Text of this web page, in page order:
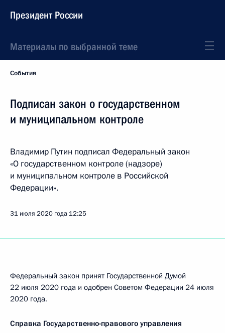
Президент России
Материалы по выбранной теме
События
Подписан закон о государственном
и муниципальном контроле
Владимир Путин подписал Федеральный закон
«О государственном контроле (надзоре)
и муниципальном контроле в Российской
Федерации».
31 июля 2020 года 12:25
Федеральный закон принят Государственной Думой
22 июля 2020 года и одобрен Советом Федерации 24 июля
2020 года.
Справка Государственно-правового управления